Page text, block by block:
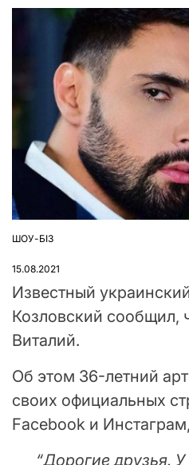
ОПУБЛІКУВАТИ
ШОУ-БІЗ
15.08.2021
Известный
Козловский сообщил,
Виталий.
Об этом 36-летний
своих официальных
Facebook и
“Дорогие друзья.